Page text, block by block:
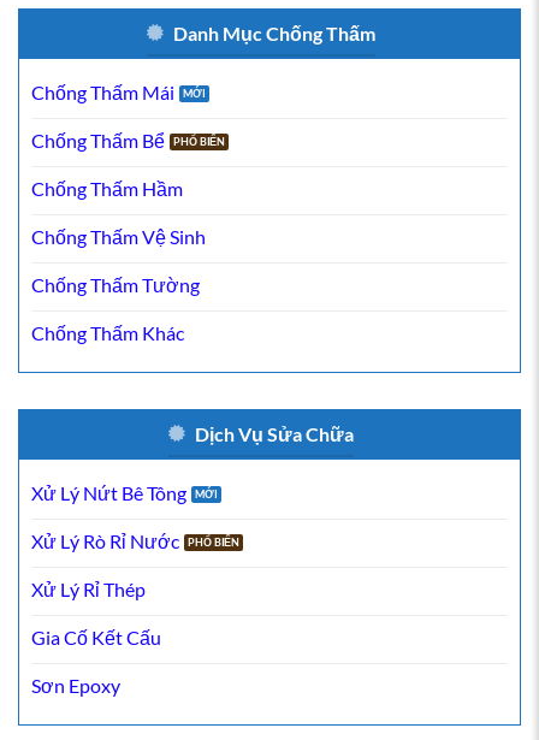
Danh Mục Chống Thấm
Chống Thấm Mái
Chống Thấm Bể
Chống Thấm Hầm
Chống Thấm Vệ Sinh
Chống Thấm Tường
Chống Thấm Khác
Dịch Vụ Sửa Chữa
Xử Lý Nứt Bê Tông
Xử Lý Rò Rỉ Nước
Xử Lý Rỉ Thép
Gia Cố Kết Cấu
Sơn Epoxy